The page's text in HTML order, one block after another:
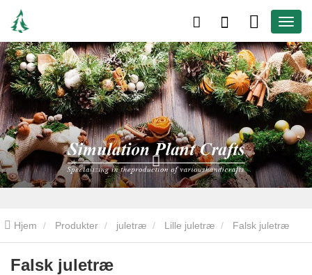
Hjem Produkter juletræ Lille juletræ Falsk juletræ
Falsk juletræ